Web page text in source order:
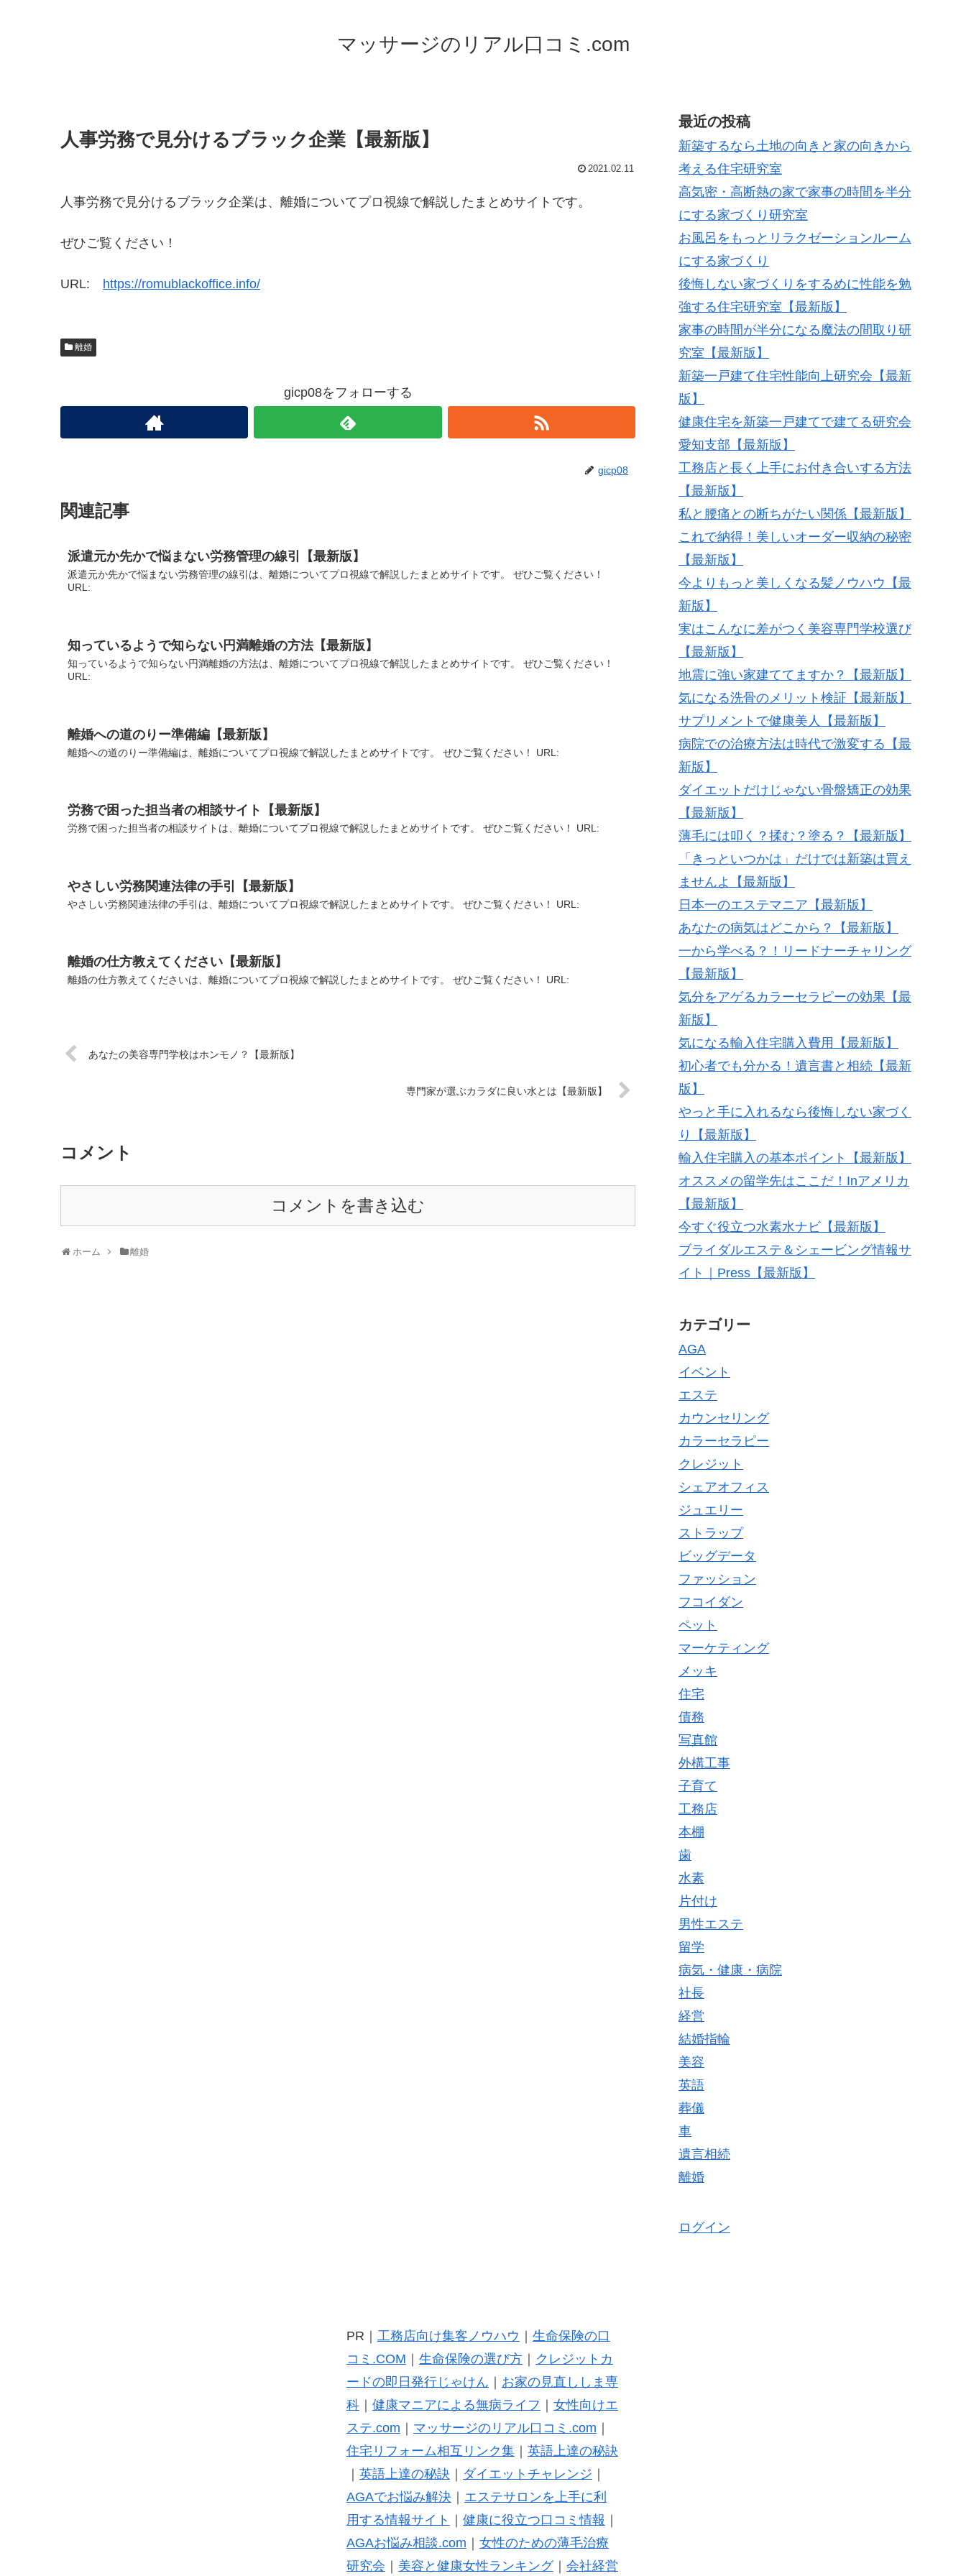
マッサージのリアル口コミ.com
人事労務で見分けるブラック企業【最新版】
2021.02.11
人事労務で見分けるブラック企業は、離婚についてプロ視線で解説したまとめサイトです。
ぜひご覧ください！
URL: https://romublackoffice.info/
離婚
gicp08をフォローする
gicp08
関連記事
派遣元か先かで悩まない労務管理の線引【最新版】
派遣元か先かで悩まない労務管理の線引は、離婚についてプロ視線で解説したまとめサイトです。 ぜひご覧ください！
URL:
知っているようで知らない円満離婚の方法【最新版】
知っているようで知らない円満離婚の方法は、離婚についてプロ視線で解説したまとめサイトです。 ぜひご覧ください！
URL:
離婚への道のりー準備編【最新版】
離婚への道のりー準備編は、離婚についてプロ視線で解説したまとめサイトです。 ぜひご覧ください！ URL:
労務で困った担当者の相談サイト【最新版】
労務で困った担当者の相談サイトは、離婚についてプロ視線で解説したまとめサイトです。 ぜひご覧ください！ URL:
やさしい労務関連法律の手引【最新版】
やさしい労務関連法律の手引は、離婚についてプロ視線で解説したまとめサイトです。 ぜひご覧ください！ URL:
離婚の仕方教えてください【最新版】
離婚の仕方教えてくださいは、離婚についてプロ視線で解説したまとめサイトです。 ぜひご覧ください！ URL:
あなたの美容専門学校はホンモノ？【最新版】
専門家が選ぶカラダに良い水とは【最新版】
コメント
コメントを書き込む
ホーム 離婚
最近の投稿
新築するなら土地の向きと家の向きから
考える住宅研究室
高気密・高断熱の家で家事の時間を半分
にする家づくり研究室
お風呂をもっとリラクゼーションルーム
にする家づくり
後悔しない家づくりをするめに性能を勉
強する住宅研究室【最新版】
家事の時間が半分になる魔法の間取り研
究室【最新版】
新築一戸建て住宅性能向上研究会【最新
版】
健康住宅を新築一戸建てで建てる研究会
愛知支部【最新版】
工務店と長く上手にお付き合いする方法
【最新版】
私と腰痛との断ちがたい関係【最新版】
これで納得！美しいオーダー収納の秘密
【最新版】
今よりもっと美しくなる髪ノウハウ【最
新版】
実はこんなに差がつく美容専門学校選び
【最新版】
地震に強い家建ててますか？【最新版】
気になる洗骨のメリット検証【最新版】
サプリメントで健康美人【最新版】
病院での治療方法は時代で激変する【最
新版】
ダイエットだけじゃない骨盤矯正の効果
【最新版】
薄毛には叩く？揉む？塗る？【最新版】
「きっといつかは」だけでは新築は買え
ませんよ【最新版】
日本一のエステマニア【最新版】
あなたの病気はどこから？【最新版】
一から学べる？！リードナーチャリング
【最新版】
気分をアゲるカラーセラピーの効果【最
新版】
気になる輸入住宅購入費用【最新版】
初心者でも分かる！遺言書と相続【最新
版】
やっと手に入れるなら後悔しない家づく
り【最新版】
輸入住宅購入の基本ポイント【最新版】
オススメの留学先はここだ！Inアメリカ
【最新版】
今すぐ役立つ水素水ナビ【最新版】
ブライダルエステ＆シェービング情報サ
イト｜Press【最新版】
カテゴリー
AGA
イベント
エステ
カウンセリング
カラーセラピー
クレジット
シェアオフィス
ジュエリー
ストラップ
ビッグデータ
ファッション
フコイダン
ペット
マーケティング
メッキ
住宅
債務
写真館
外構工事
子育て
工務店
本棚
歯
水素
片付け
男性エステ
留学
病気・健康・病院
社長
経営
結婚指輪
美容
英語
葬儀
車
遺言相続
離婚
ログイン
PR｜ 工務店向け集客ノウハウ
生命保険の口
コミ.COM
生命保険の選び方｜
クレジットカ
ードの即日発行じゃけん
お家の見直ししま専
科｜ 健康マニアによる無病ライフ
女性向けエ
ステ.com
マッサージのリアル口コミ.com
住宅リフォーム相互リンク集｜ 英語上達の秘訣
英語上達の秘訣 ダイエットチャレンジ
AGAでお悩み解決｜ エステサロンを上手に利
用する情報サイト
健康に役立つ口コミ情報
AGAお悩み相談.com
女性のための薄毛治療
研究会
美容と健康女性ランキング｜ 会社経営